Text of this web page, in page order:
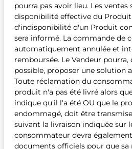
pourra pas avoir lieu. Les ventes
disponibilité effective du
d'indisponibilité d'un Produit
sera informé. La commande de
automatiquement annulée et
remboursée. Le Vendeur pourra,
possible, proposer une solution
Toute réclamation du
produit n'a pas été livré alors
indique qu'il l'a été OU que le
endommagé, doit être
suivant la livraison indiquée sur
consommateur devra
documents officiels pour que